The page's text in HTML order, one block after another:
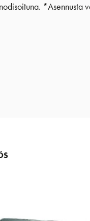
*Asennusta